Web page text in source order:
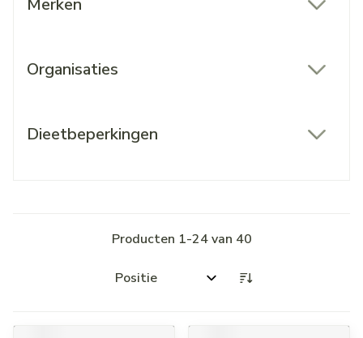
Merken
Organisaties
Dieetbeperkingen
Producten 1-24van 40
Sorteer op: